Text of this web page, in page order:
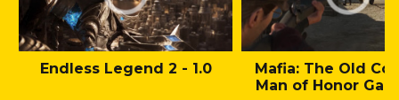
Endless Legend 2 - 1.0
Mafia: The Old
Man of Honor